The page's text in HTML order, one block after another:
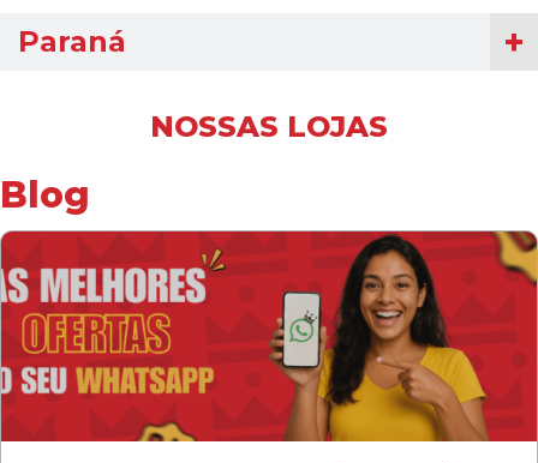
Paraná
NOSSAS LOJAS
Blog